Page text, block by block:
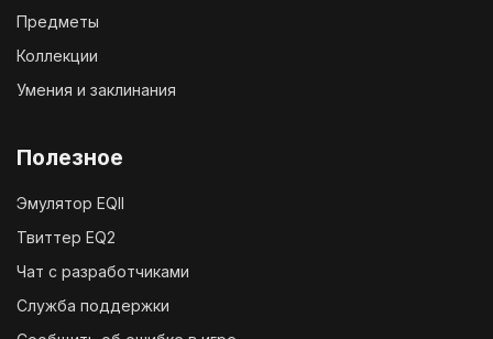
Предметы
Коллекции
Умения и заклинания
Полезное
Эмулятор EQII
Твиттер EQ2
Чат с разработчиками
Служба поддержки